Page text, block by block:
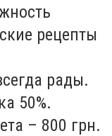
рецепты
рады.
50%.
– 800 грн.